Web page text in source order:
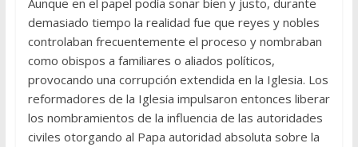
Aunque en el papel podía sonar bien y justo, durante
demasiado tiempo la realidad fue que reyes y nobles
controlaban frecuentemente el proceso y nombraban
como obispos a familiares o aliados políticos,
provocando una corrupción extendida en la Iglesia. Los
reformadores de la Iglesia impulsaron entonces liberar
los nombramientos de la influencia de las autoridades
civiles otorgando al Papa autoridad absoluta sobre la